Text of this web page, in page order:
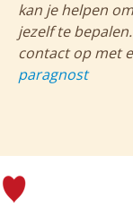
kan je helpen
jezelf te
contact op met
paragnost